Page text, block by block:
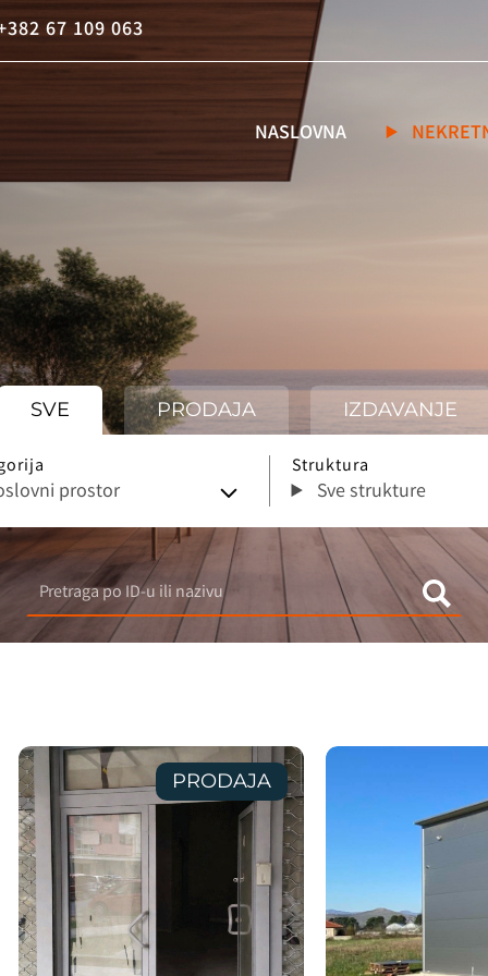
67 109 063
NASLOVNA
SVE PRODAJA IZDAVANJE
prostor
Struktura
Sve strukture
PRODAJA